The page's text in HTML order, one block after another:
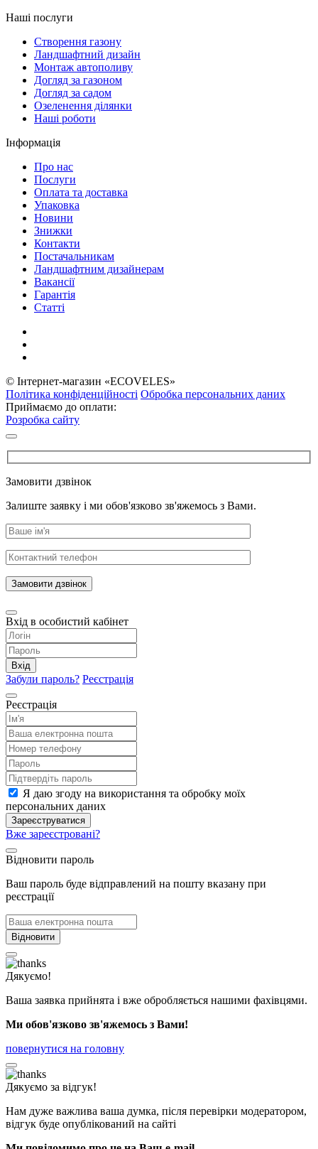
Наші послуги
Створення газону
Ландшафтний дизайн
Монтаж автополиву
Догляд за газоном
Догляд за садом
Озеленення ділянки
Наші роботи
Інформація
Про нас
Послуги
Оплата та доставка
Упаковка
Новини
Знижки
Контакти
Постачальникам
Ландшафтним дизайнерам
Вакансії
Гарантія
Статті
© Інтернет-магазин «ECOVELES»
Політика конфіденційності Обробка персональних даних
Приймаємо до оплати:
Розробка сайту
Замовити дзвінок
Залиште заявку і ми обов'язково зв'яжемось з Вами.
Замовити дзвінок
Вхід в особистий кабінет
Вхід
Забули пароль? Реєстрація
Реєстрація
Я даю згоду на використання та обробку моїх
персональних даних
Зареєструватися
Вже зареєстровані?
Відновити пароль
Ваш пароль буде відправлений на пошту вказану при
реєстрації
Відновити
Дякуємо!
Ваша заявка прийнята і вже обробляється нашими фахівцями.
Ми обов'язково зв'яжемось з Вами!
повернутися на головну
Дякуємо за відгук!
Нам дуже важлива ваша думка, після перевірки модератором,
відгук буде опублікований на сайті